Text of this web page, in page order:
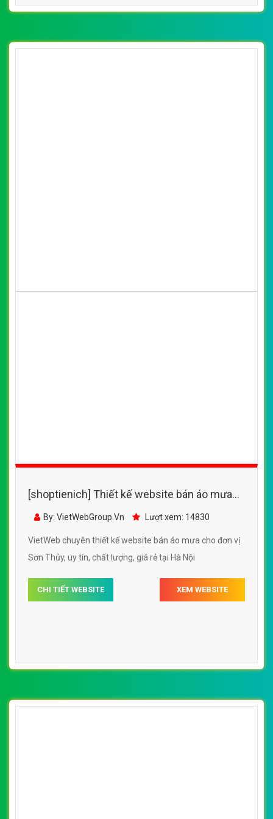
[shoptienich] Thiết kế website bán áo mưa
Sơn Thủy đẹp, chuyên nghiệp chuẩn SEO
By: VietWebGroup.Vn Lượt xem: 14830
VietWeb chuyên thiết kế website bán áo mưa cho đơn vị
Sơn Thủy, uy tín, chất lượng, giá rẻ tại Hà Nội
CHI TIẾT WEBSITE XEM WEBSITE